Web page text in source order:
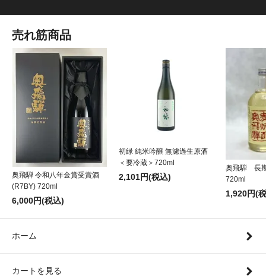
売れ筋商品
奥飛騨 令和八年金賞受賞酒
(R7BY) 720ml
6,000円(税込)
初緑 純米吟醸 無濾過生原酒
＜要冷蔵＞720ml
2,101円(税込)
奥飛騨 長
720ml
1,920円(
ホーム
カートを見る